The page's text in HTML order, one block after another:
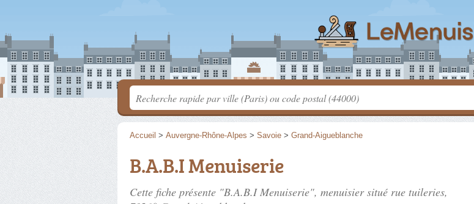
Accueil > Auvergne-Rhône-Alpes > Savoie > Grand-Aigueblanche
B.A.B.I Menuiserie
Cette fiche présente "B.A.B.I Menuiserie", menuisier situé rue tuileries,